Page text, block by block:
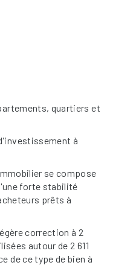
quartiers et
à
se compose
forte stabilité
prêts à
correction à 2
autour de 2 611
de ce type de bien à